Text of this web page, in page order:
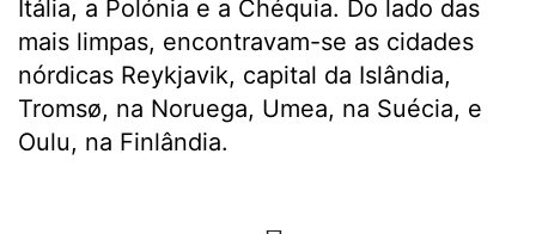
Itália, a Polónia e a Chéquia. Do lado das
mais limpas, encontravam-se as cidades
nórdicas Reykjavik, capital da Islândia,
Tromsø, na Noruega, Umea, na Suécia, e
Oulu, na Finlândia.